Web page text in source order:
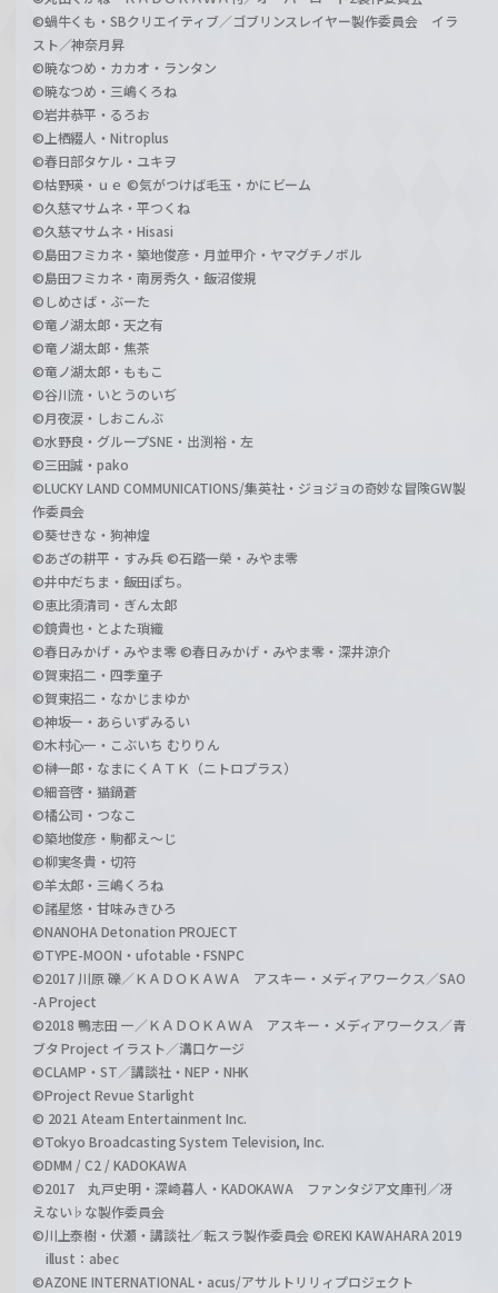
©蝸牛くも・SBクリエイティブ／ゴブリンスレイヤー製作委員会 イラ
スト／神奈月昇
©暁なつめ・カカオ・ランタン
©暁なつめ・三嶋くろね
©岩井恭平・るろお
©上栖綴人・Nitroplus
©春日部タケル・ユキヲ
©枯野瑛・ｕｅ ©気がつけば毛玉・かにビーム
©久慈マサムネ・平つくね
©久慈マサムネ・Hisasi
©島田フミカネ・築地俊彦・月並甲介・ヤマグチノボル
©島田フミカネ・南房秀久・飯沼俊規
©しめさば・ぶーた
©竜ノ湖太郎・天之有
©竜ノ湖太郎・焦茶
©竜ノ湖太郎・ももこ
©谷川流・いとうのいぢ
©月夜涙・しおこんぶ
©水野良・グループSNE・出渕裕・左
©三田誠・pako
©LUCKY LAND COMMUNICATIONS/集英社・ジョジョの奇妙な冒険GW製
作委員会
©葵せきな・狗神煌
©あざの耕平・すみ兵 ©石踏一榮・みやま零
©井中だちま・飯田ぽち。
©恵比須清司・ぎん太郎
©鏡貴也・とよた瑣織
©春日みかげ・みやま零 ©春日みかげ・みやま零・深井涼介
©賀東招二・四季童子
©賀東招二・なかじまゆか
©神坂一・あらいずみるい
©木村心一・こぶいち むりりん
©榊一郎・なまにくＡＴＫ（ニトロプラス）
©細音啓・猫鍋蒼
©橘公司・つなこ
©築地俊彦・駒都え～じ
©柳実冬貴・切符
©羊太郎・三嶋くろね
©諸星悠・甘味みきひろ
©NANOHA Detonation PROJECT
©TYPE-MOON・ufotable・FSNPC
©2017 川原 礫／ＫＡＤＯＫＡＷＡ アスキー・メディアワークス／SAO
-A Project
©2018 鴨志田 一／ＫＡＤＯＫＡＷＡ アスキー・メディアワークス／青
ブタ Project イラスト／溝口ケージ
©CLAMP・ST／講談社・NEP・NHK
©Project Revue Starlight
© 2021 Ateam Entertainment Inc.
©Tokyo Broadcasting System Television, Inc.
©DMM / C2 / KADOKAWA
©2017 丸戸史明・深崎暮人・KADOKAWA ファンタジア文庫刊／冴
えない♭な製作委員会
©川上泰樹・伏瀬・講談社／転スラ製作委員会 ©REKI KAWAHARA 2019
illust：abec
©AZONE INTERNATIONAL・acus/アサルトリリィプロジェクト